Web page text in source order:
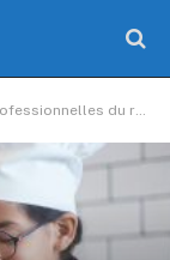
au congélateur